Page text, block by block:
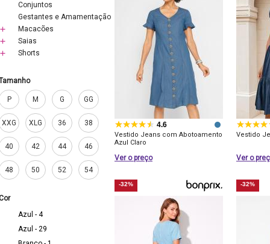
Conjuntos
Gestantes e Amamentação
Macacões
Saias
Shorts
P M G GG
XXG XLG 36 38
40 42 44 46
48 50 52 54
Azul - 4
Azul - 29
4.6
Vestido Jeans com Abotoamento
Azul Claro
Ver o preço
Vestido
Ver o
-32% -32%